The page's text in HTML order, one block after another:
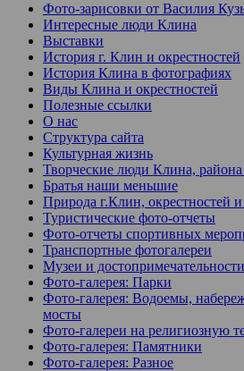
Фото-зарисовки от Василия
Интересные люди Клина
Выставки
История г. Клин и окрестностей
История Клина в фотографиях
Виды Клина и окрестностей
Полезные ссылки
О нас
Структура сайта
Культурная жизнь
Творческие люди Клина, района
Братья наши меньшие
Природа г.Клин, окрестностей
Туристические фото-отчеты
Фото-отчеты спортивных
Транспортные фотогалереи
Музеи и достопримечательности
Фото-галерея: Парки
Фото-галерея: Водоемы,
мосты
Фото-галереи на религиозную
Фото-галерея: Памятники
Фото-галерея: Разное